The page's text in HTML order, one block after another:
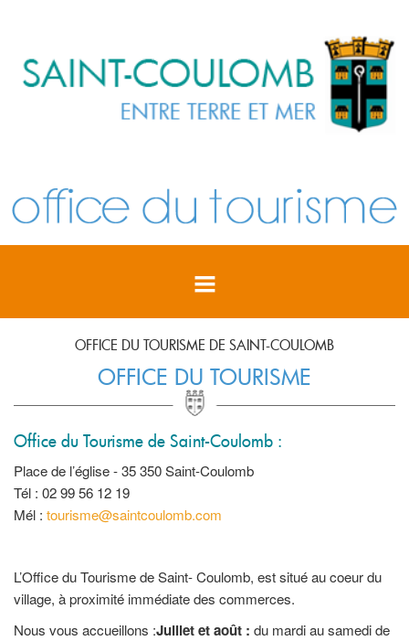
OFFICE DU TOURISME DE SAINT-COULOMB
OFFICE DU TOURISME
Office du Tourisme de Saint-Coulomb :
Place de l’église - 35 350 Saint-Coulomb
Tél : 02 99 56 12 19
Mél : tourisme@saintcoulomb.com
L’Office du Tourisme de Saint- Coulomb, est situé au coeur du
village, à proximité immédiate des commerces.
Nous vous accueillons :Juillet et août : du mardi au samedi de